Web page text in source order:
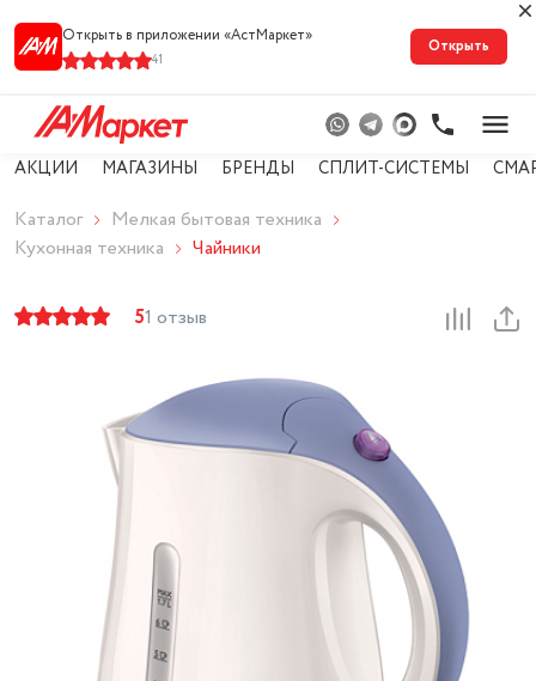
Открыть в приложении «АстМарке‪т‬»
41
Открыть
АКЦИИ МАГАЗИНЫ БРЕНДЫ СПЛИТ-СИСТЕМЫ
Каталог
Мелкая бытовая техника
Кухонная техника
Чайники
51 отзыв